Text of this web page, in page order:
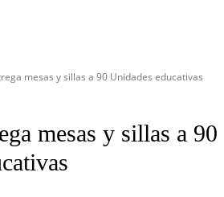
mesas y sillas a 90 Unidades educativas
mesas y sillas a 90